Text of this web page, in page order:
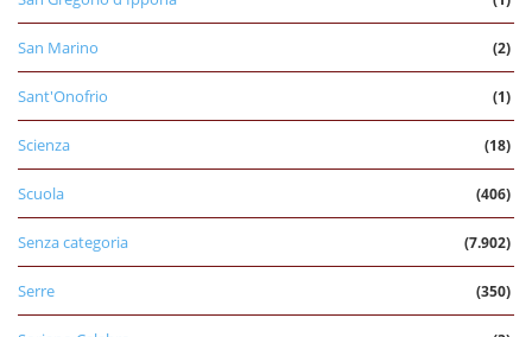
San Marino (2)
Sant'Onofrio (1)
Scienza (18)
Scuola (406)
Senza categoria (7.902)
Serre (350)